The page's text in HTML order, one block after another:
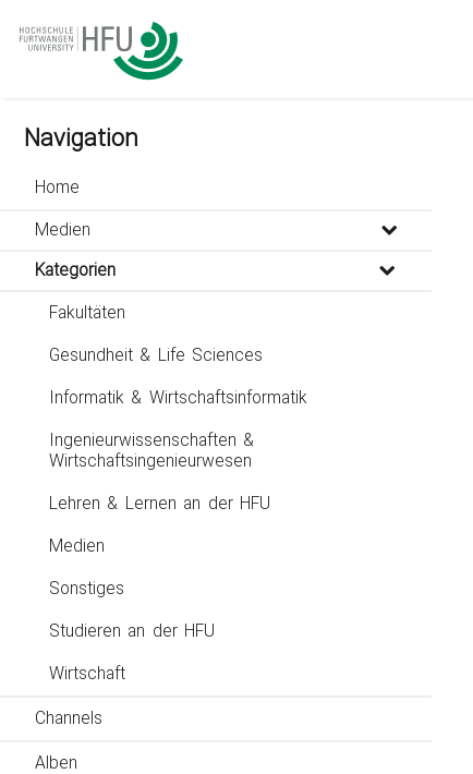
Navigation
Home
Medien
Kategorien
Fakultäten
Gesundheit & Life Sciences
Informatik & Wirtschaftsinformatik
Ingenieurwissenschaften &
Wirtschaftsingenieurwesen
Lehren & Lernen an der HFU
Medien
Sonstiges
Studieren an der HFU
Wirtschaft
Channels
Alben